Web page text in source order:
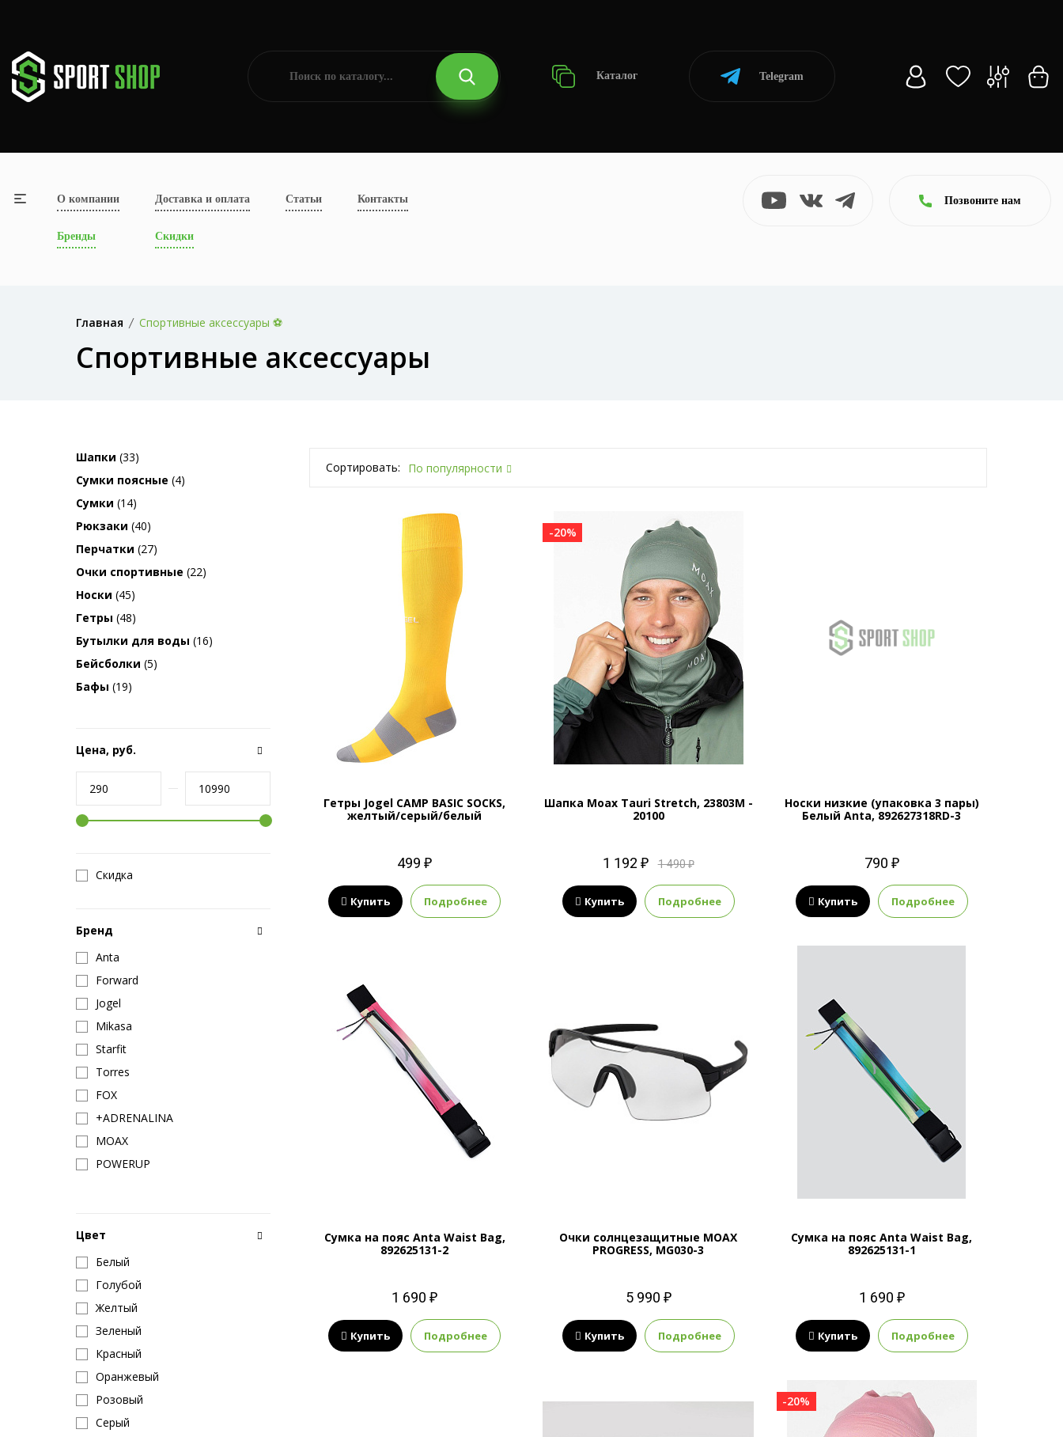
Каталог Telegram
О компании Доставка и оплата Статьи Контакты
Бренды Скидки
Позвоните нам
Главная Спортивные аксессуары ⚽
Спортивные аксессуары
Шапки (33)
Сумки поясные (4)
Сумки (14)
Рюкзаки (40)
Перчатки (27)
Очки спортивные (22)
Носки (45)
Гетры (48)
Бутылки для воды (16)
Бейсболки (5)
Бафы (19)
Цена, руб.
Скидка
Бренд
Anta
Forward
Jogel
Mikasa
Starfit
Torres
FOX
+ADRENALINA
MOAX
POWERUP
Цвет
Белый
Голубой
Желтый
Зеленый
Красный
Оранжевый
Розовый
Серый
Сортировать: По популярности
Гетры Jogel CAMP BASIC SOCKS,
желтый/серый/белый
499 ₽
Купить Подробнее
-20%
Шапка Moax Tauri Stretch, 23803M -
20100
1 192 ₽ 1 490 ₽
Купить Подробнее
Носки низкие (упаковка 3 пары)
Белый Anta, 892627318RD-3
790 ₽
Купить Подробнее
Сумка на пояс Anta Waist Bag,
892625131-2
1 690 ₽
Купить Подробнее
Очки солнцезащитные MOAX
PROGRESS, MG030-3
5 990 ₽
Купить Подробнее
Сумка на пояс Anta Waist Bag,
892625131-1
1 690 ₽
Купить Подробнее
-20%